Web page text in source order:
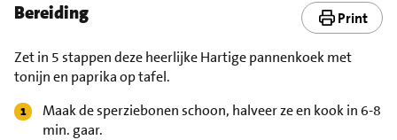
Bereiding Print
Zet in 5 stappen deze heerlijke Hartige pannenkoek met
tonijn en paprika op tafel.
Maak de sperziebonen schoon, halveer ze en kook in 6-8
min. gaar.